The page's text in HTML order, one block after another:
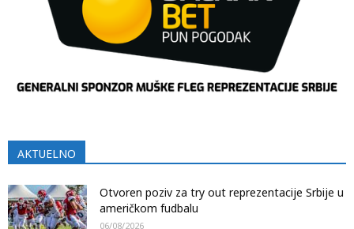
AKTUELNO
Otvoren poziv za try out reprezentacije Srbije u
američkom fudbalu
06/08/2026